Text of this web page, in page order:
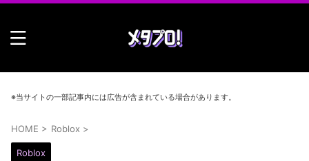
※当サイトの一部記事内には広告が含まれている場合があります。
HOME > Roblox >
Roblox